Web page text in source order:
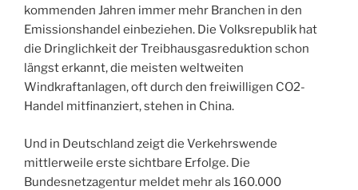
kommenden Jahren immer mehr Branchen in den
Emissionshandel einbeziehen. Die Volksrepublik hat
die Dringlichkeit der Treibhausgasreduktion schon
längst erkannt, die meisten weltweiten
Windkraftanlagen, oft durch den freiwilligen CO2-
Handel mitfinanziert, stehen in China.
Und in Deutschland zeigt die Verkehrswende
mittlerweile erste sichtbare Erfolge. Die
Bundesnetzagentur meldet mehr als 160.000